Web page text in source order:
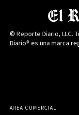
© Reporte Diario, LLC.
Diario® es una marca
AREA COMERCIAL